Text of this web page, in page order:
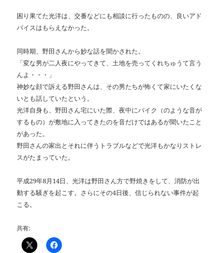
困り果てた光洋は、交番などにも相談に行ったものの、良いアド
バイスはもらえなかった。
同時期、野田さんから妙な話を聞かされた。
「変な男が二人夜にやってきて、土地を売ってくれちゅうて言う
んよ・・・」
神妙な顔で訴える野田さんは、その男たちが怖くて家にいたくな
いとも話していたという。
光洋自身も、野田さん宅にいた際、夜中にバイク（のような音が
するもの）が敷地に入ってきたのを音だけではあるが聞いたこと
があった。
野田さんの家出とそれに伴うトラブルなどで光洋もかなりストレ
スがたまっていた。
平成29年8月14日、光洋は野田さん方で野焼きをして、消防が出
動する騒ぎを起こす。さらにその4日後、信じられない事件が起
こる。
共有: